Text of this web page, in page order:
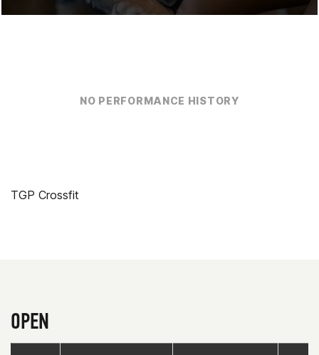
NO PERFORMANCE HISTORY
TGP Crossfit
OPEN